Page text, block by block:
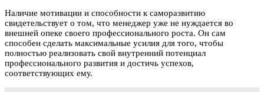
Наличие мотивации и способности к саморазвитию
свидетельствует о том, что менеджер уже не нуждается во
внешней опеке своего профессионального роста. Он сам
способен сделать максимальные усилия для того, чтобы
полностью реализовать свой внутренний потенциал
профессионального развития и достичь успехов,
соответствующих ему.